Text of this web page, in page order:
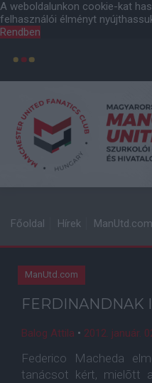
A weboldalunkon cookie-kat
felhasználói élményt
Rendben
Főoldal Hírek ManUtd.com
ManUtd.com
FERDINANDNAK
Balog Attila • 2012. január.
Federico Macheda
tanácsot kért, mielõtt